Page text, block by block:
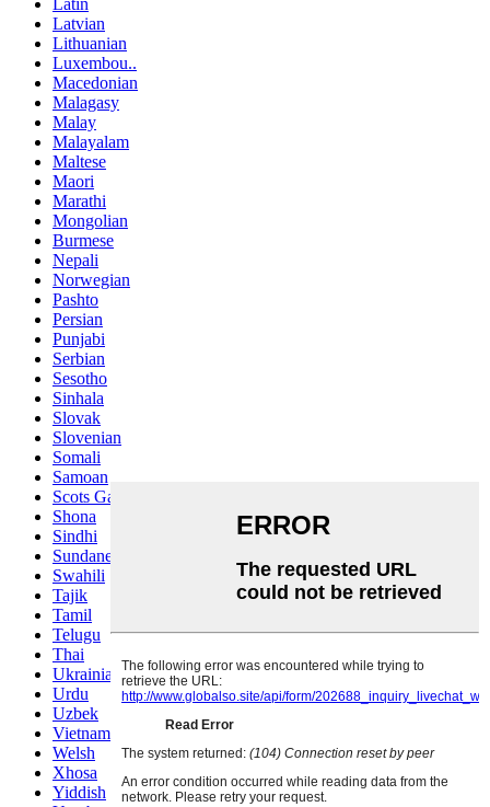
Latin
Latvian
Lithuanian
Luxembou..
Macedonian
Malagasy
Malay
Malayalam
Maltese
Maori
Marathi
Mongolian
Burmese
Nepali
Norwegian
Pashto
Persian
Punjabi
Serbian
Sesotho
Sinhala
Slovak
Slovenian
Somali
Samoan
Scots Gaelic
Shona
Sindhi
Sundanese
Swahili
Tajik
Tamil
Telugu
Thai
Ukrainian
Urdu
Uzbek
Vietnamese
Welsh
Xhosa
Yiddish